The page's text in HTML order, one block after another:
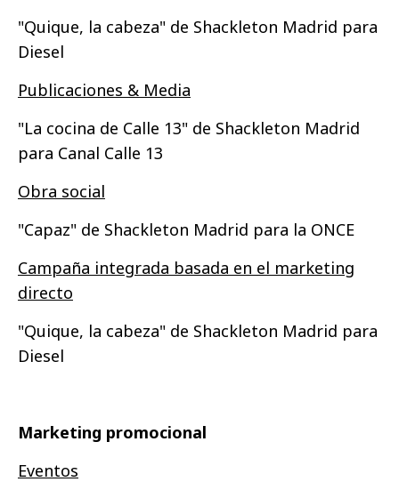
"Quique, la cabeza" de Shackleton Madrid para
Diesel
Publicaciones & Media
"La cocina de Calle 13" de Shackleton Madrid
para Canal Calle 13
Obra social
"Capaz" de Shackleton Madrid para la ONCE
Campaña integrada basada en el marketing
directo
"Quique, la cabeza" de Shackleton Madrid para
Diesel
Marketing promocional
Eventos